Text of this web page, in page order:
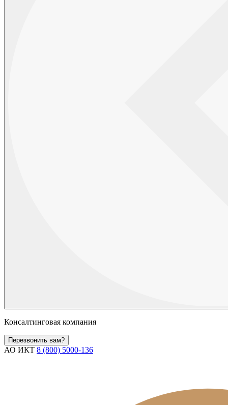
Консалтинговая компания
Перезвонить вам?
АО ИКТ 8 (800) 5000-136